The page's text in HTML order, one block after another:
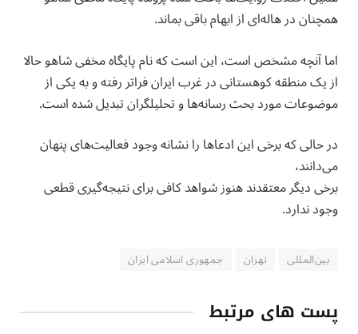
همچنان در هاله‌ای از ابهام باقی بماند.
اما آنچه مشخص است، این است که نام پایگاه مخفی شاهو حالا
از یک منطقه کوهستانی در غرب ایران فراتر رفته و به یکی از
موضوعات مورد بحث رسانه‌ها و تحلیلگران تبدیل شده است.
در حالی که برخی این ادعاها را نشانه وجود فعالیت‌های پنهان
می‌دانند،
برخی دیگر معتقدند هنوز شواهد کافی برای نتیجه‌گیری قطعی
وجود ندارد.
بین‌المللی تهران جمهوری اسلامی ایران
پست های مرتبط